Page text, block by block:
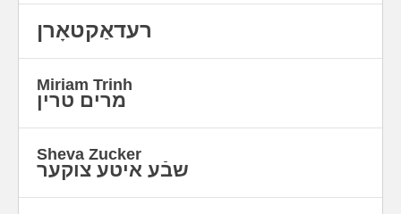
רעדאַקטאָרן
Miriam Trinh
מרים טרין
Sheva Zucker
שבֿע איטע צוקער